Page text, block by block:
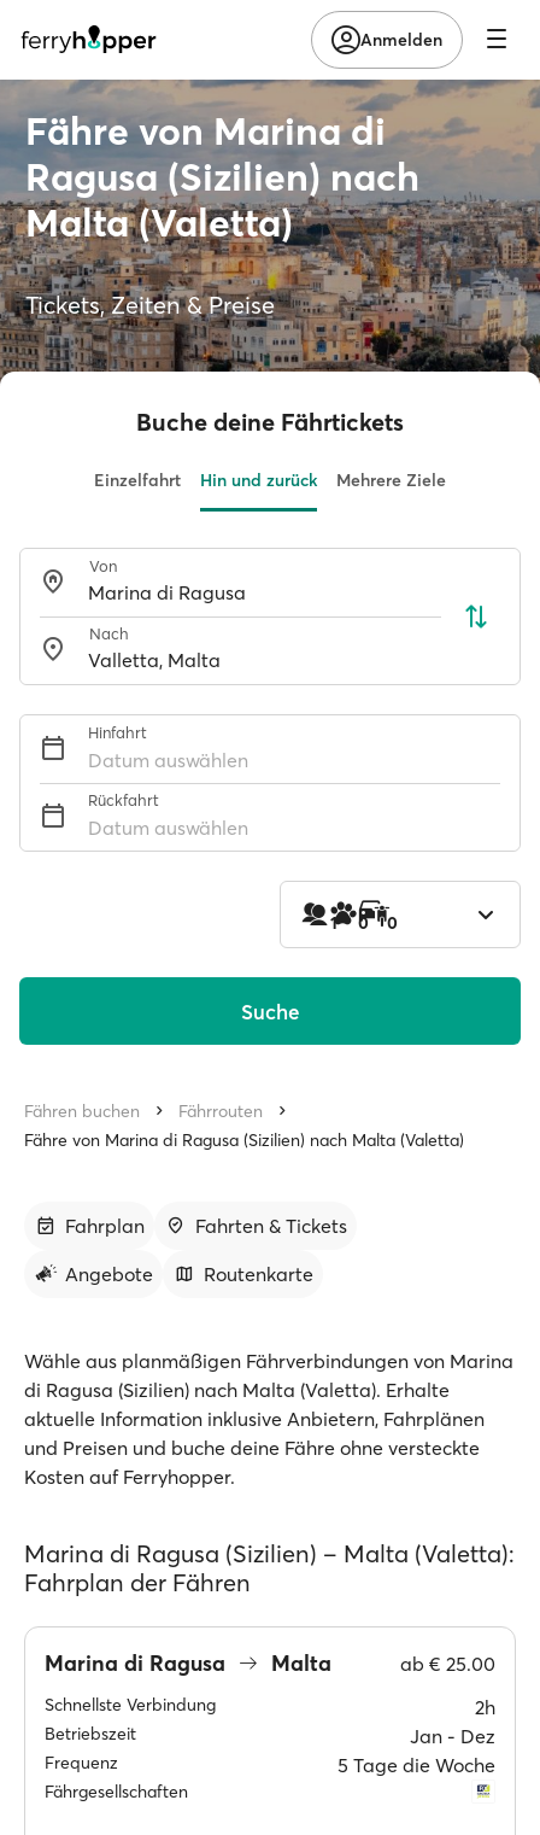
Anmelden
Fähre von Marina di
Ragusa (Sizilien) nach
Malta (Valetta)
Tickets, Zeiten & Preise
Buche deine Fährtickets
Einzelfahrt Hin und zurück Mehrere Ziele
Von
Nach
Hinfahrt
Datum auswählen
Rückfahrt
Datum auswählen
1 0 0
Suche
Fähren buchen
Fährrouten
Fähre von Marina di Ragusa (Sizilien) nach Malta (Valetta)
Fahrplan
Fahrten & Tickets
Angebote
Routenkarte
Wähle aus planmäßigen Fährverbindungen von Marina
di Ragusa (Sizilien) nach Malta (Valetta). Erhalte
aktuelle Information inklusive Anbietern, Fahrplänen
und Preisen und buche deine Fähre ohne versteckte
Kosten auf Ferryhopper.
Marina di Ragusa (Sizilien) – Malta (Valetta):
Fahrplan der Fähren
Marina di Ragusa Malta ab € 25.00
Schnellste Verbindung 2h
Betriebszeit Jan ‐ Dez
Frequenz 5 Tage die Woche
Fährgesellschaften